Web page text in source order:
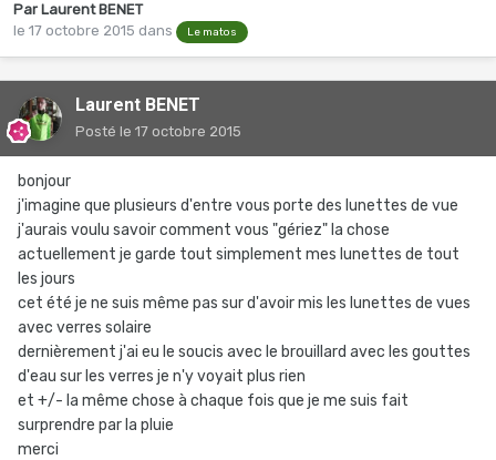
Par Laurent BENET
le 17 octobre 2015 dans Le matos
Laurent BENET
Posté le 17 octobre 2015
bonjour
j'imagine que plusieurs d'entre vous porte des lunettes de vue
j'aurais voulu savoir comment vous "gériez" la chose
actuellement je garde tout simplement mes lunettes de tout
les jours
cet été je ne suis même pas sur d'avoir mis les lunettes de vues
avec verres solaire
dernièrement j'ai eu le soucis avec le brouillard avec les gouttes
d'eau sur les verres je n'y voyait plus rien
et +/- la même chose à chaque fois que je me suis fait
surprendre par la pluie
merci